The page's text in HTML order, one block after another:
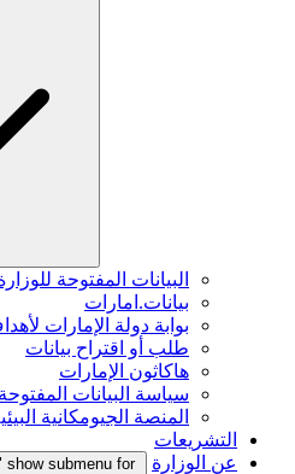
البيانات المفتوحة
بيانات.امارات
بوابة دولة الإمارات
طلب أو اقتراح بيانات
هاكاثون الإمارات
سياسة البيانات المفتوحة
المنصة الجيومكانية
التشريعات
عن الوزارة
show submenu for "عن الوزارة"